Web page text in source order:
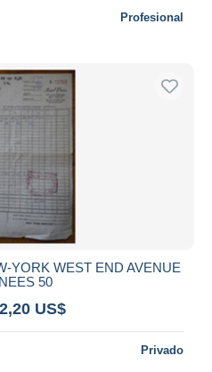
Profesional
YORK WEST END AVENUE
50
US$
Privado